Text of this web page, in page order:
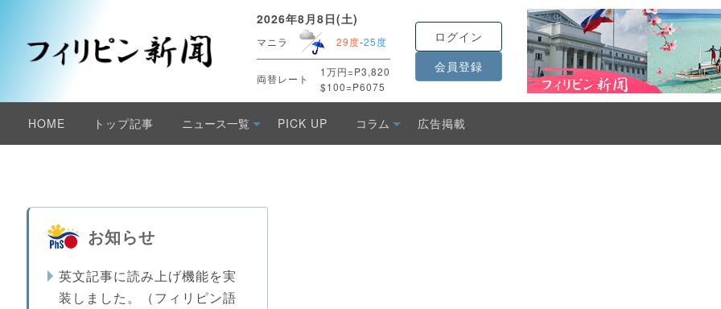
2026年8月8日(土)
マニラ 29度-25度
両替レート
1万円=P3,820
$100=P6075
ログイン
会員登録
HOME トップ記事 ニュース一覧 PICK UP コラム 広告掲載
お知らせ
英文記事に読み上げ機能を実
装しました。（フィリピン語